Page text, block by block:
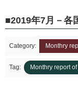
東京 日本橋 北京
2019年7月－各
Category: Monthry
Tag: Monthry report